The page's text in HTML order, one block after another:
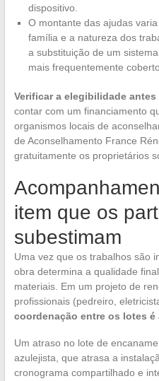
dispositivo.
O montante das ajudas
família e a natureza dos
a substituição de um
mais frequentemente
Verificar a elegibilidade
contar com um financiamento
organismos locais de
de Aconselhamento France
gratuitamente os proprietários
item que os
subestimam
Uma vez que os trabalhos são
obra determina a qualidade
materiais. Em um projeto de
profissionais (pedreiro,
coordenação entre os lotes é
Um atraso no lote de
azulejista, que atrasa a
cronograma compartilhado e